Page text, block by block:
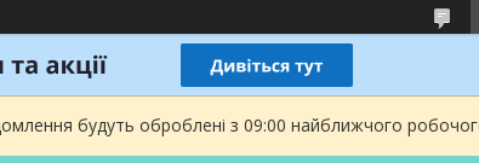
будуть оброблені з 09:00 найближчого